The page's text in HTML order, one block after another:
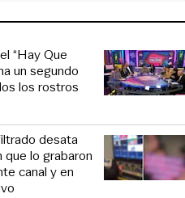
“Hay Que
un segundo
los rostros
desata
que lo grabaron
canal y en